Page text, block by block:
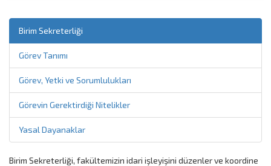
Birim Sekreterliği
Görev Tanımı
Görev, Yetki ve Sorumlulukları
Görevin Gerektirdiği Nitelikler
Yasal Dayanaklar
Birim Sekreterliği, fakültemizin idari işleyişini düzenler ve koordine